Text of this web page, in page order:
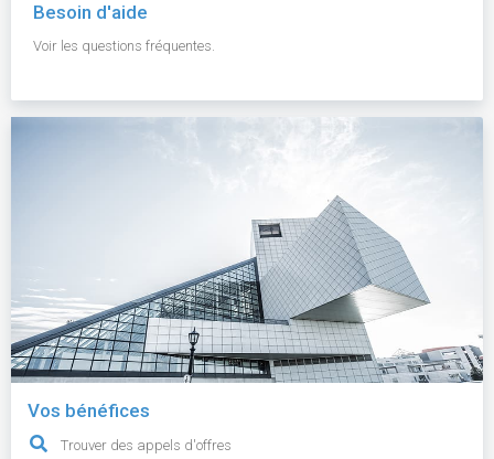
Besoin d'aide
Voir les questions fréquentes.
Vos bénéfices
Trouver des appels d'offres